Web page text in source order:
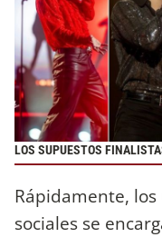
LOS SUPUESTOS
Rápidamente,
sociales se